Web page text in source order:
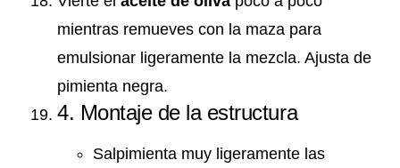
mientras remueves con la maza para
emulsionar ligeramente la mezcla. Ajusta de
pimienta negra.
4. Montaje de la estructura
Salpimienta muy ligeramente las